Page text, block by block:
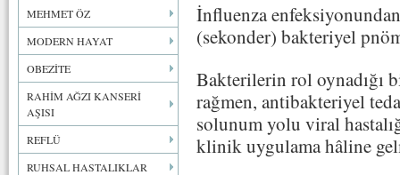
MEHMET ÖZ
MODERN HAYAT
OBEZİTE
RAHİM AĞZI KANSERİ
AŞISI
REFLÜ
RUHSAL HASTALIKLAR
İnfluenza
(sekonder) bakteriyel
Bakterilerin rol oynadığı
rağmen, antibakteriyel
solunum yolu viral
klinik uygulama hâline